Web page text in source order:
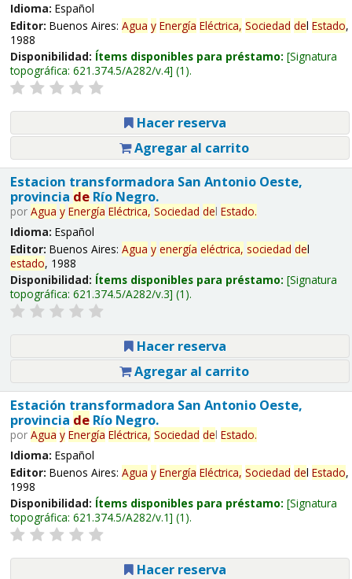
Idioma: Español
Editor: Buenos Aires: Agua y Energía Eléctrica, Sociedad del Estado,
1988
Disponibilidad: Ítems disponibles para préstamo: Signatura
topográfica: 621.374.5/A282/v.4 (1).
Hacer reserva
Agregar al carrito
Estacion transformadora San Antonio Oeste,
provincia deRío Negro.
por Agua y Energía Eléctrica, Sociedad del Estado.
Idioma: Español
Editor: Buenos Aires: Agua y energía eléctrica, sociedad del
estado, 1988
Disponibilidad: Ítems disponibles para préstamo: Signatura
topográfica: 621.374.5/A282/v.3 (1).
Hacer reserva
Agregar al carrito
Estación transformadora San Antonio Oeste,
provincia deRío Negro.
por Agua y Energía Eléctrica, Sociedad del Estado.
Idioma: Español
Editor: Buenos Aires: Agua y Energía Eléctrica, Sociedad del Estado,
1998
Disponibilidad: Ítems disponibles para préstamo: Signatura
topográfica: 621.374.5/A282/v.1 (1).
Hacer reserva